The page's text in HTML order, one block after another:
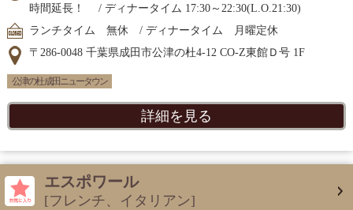
時間延長！ / ディナータイム 17:30～22:30(L.O.21:30)
ランチタイム 無休 / ディナータイム 月曜定休
〒286-0048 千葉県成田市公津の杜4-12 CO-Z東館Ｄ号 1F
公津の杜 成田ニュータウン
詳細を見る
エスポワール
[フレンチ、イタリアン]